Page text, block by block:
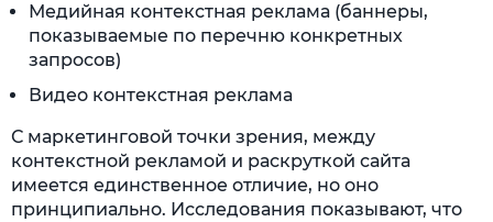
Медийная контекстная реклама (баннеры,
показываемые по перечню конкретных
запросов)
Видео контекстная реклама
С маркетинговой точки зрения, между
контекстной рекламой и раскруткой сайта
имеется единственное отличие, но оно
принципиально. Исследования показывают, что